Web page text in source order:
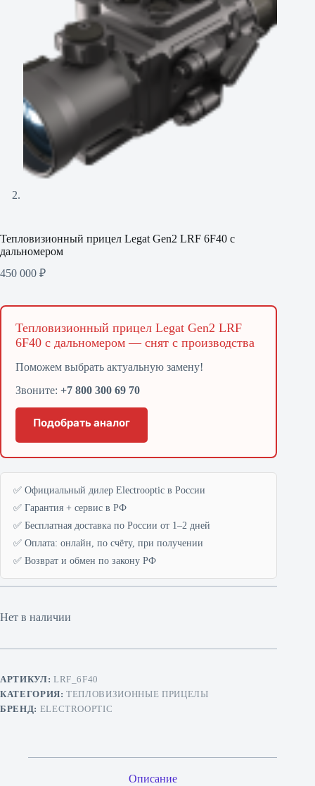
Тепловизионный прицел Legat Gen2 LRF 6F40 с
дальномером
450 000 ₽
Тепловизионный прицел Legat Gen2 LRF
6F40 с дальномером — снят с производства
Поможем выбрать актуальную замену!
Звоните: +7 800 300 69 70
Подобрать аналог
✅ Официальный дилер Electrooptic в России
✅ Гарантия + сервис в РФ
✅ Бесплатная доставка по России от 1–2 дней
✅ Оплата: онлайн, по счёту, при получении
✅ Возврат и обмен по закону РФ
Нет в наличии
АРТИКУЛ: LRF_6F40
КАТЕГОРИЯ:ТЕПЛОВИЗИОННЫЕ ПРИЦЕЛЫ
БРЕНД: ELECTROOPTIC
Описание